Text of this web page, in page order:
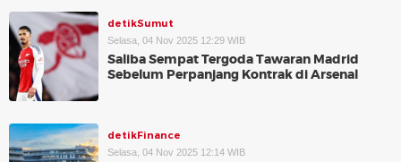
detikSumut
Selasa, 04 Nov 2025 12:29 WIB
Saliba Sempat Tergoda Tawaran Madrid
Sebelum Perpanjang Kontrak di Arsenal
detikFinance
Selasa, 04 Nov 2025 12:14 WIB